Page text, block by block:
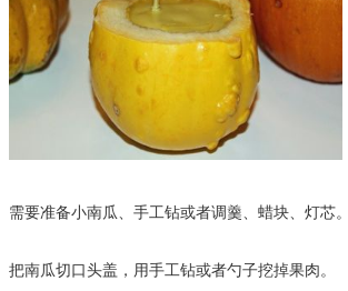
需要准备小南瓜、手工钻或者调羹、蜡块、灯芯。
把南瓜切口头盖，用手工钻或者勺子挖掉果肉。